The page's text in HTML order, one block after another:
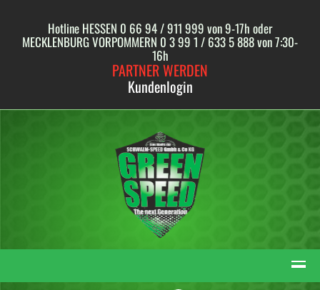
Hotline HESSEN 0 66 94 / 911 999 von 9-17h oder
MECKLENBURG VORPOMMERN 0 3 99 1 / 633 5 888 von 7:30-
16h
PARTNER WERDEN
Kundenlogin